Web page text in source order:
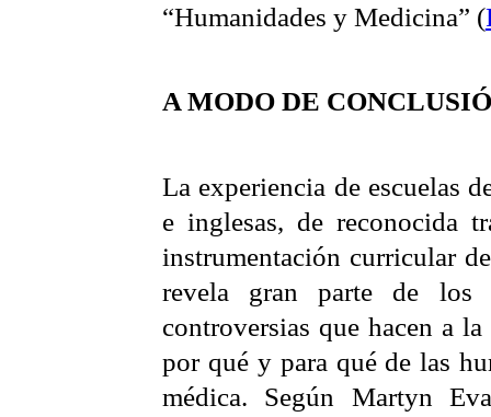
“Humanidades y Medicina” (
A MODO DE
La experiencia de escuelas
e inglesas, de reconocida
instrumentación curricular
revela gran parte de los
controversias que hacen a
por qué y para qué de las
médica. Según Martyn